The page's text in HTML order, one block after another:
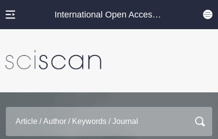
International Open Access Journal Platform